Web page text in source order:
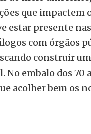
que impactem
estar presente
com órgãos
construir
No embalo dos 70
acolher bem os